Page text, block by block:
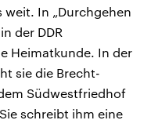
weit. In „Durchgehen
der DDR
Heimatkunde. In der
sie die Brecht-
Südwestfriedhof
schreibt ihm eine